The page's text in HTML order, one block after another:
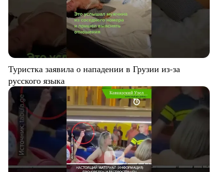
Туристка заявила о нападении в Грузии из-за
русского языка